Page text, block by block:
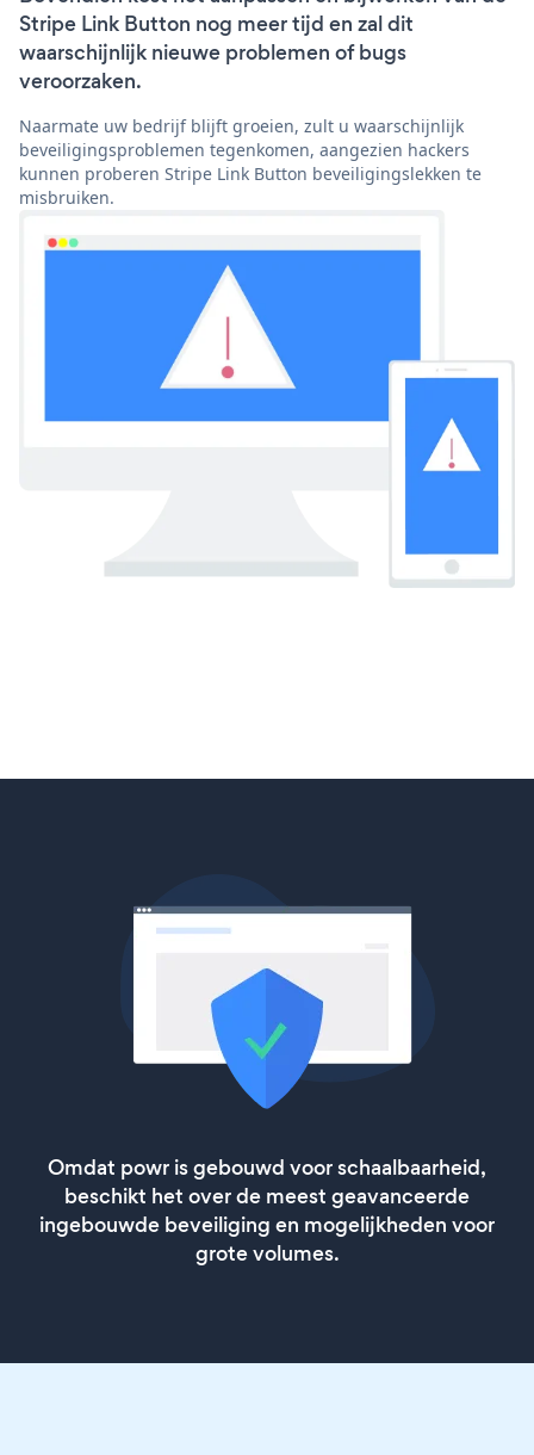
Stripe Link Button nog meer tijd en zal dit
waarschijnlijk nieuwe problemen of bugs
veroorzaken.
Naarmate uw bedrijf blijft groeien, zult u waarschijnlijk
beveiligingsproblemen tegenkomen, aangezien hackers
kunnen proberen Stripe Link Button beveiligingslekken te
misbruiken.
Omdat powr is gebouwd voor schaalbaarheid,
beschikt het over de meest geavanceerde
ingebouwde beveiliging en mogelijkheden voor
grote volumes.